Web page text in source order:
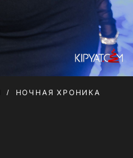
НОЧНАЯ ХРОНИКА